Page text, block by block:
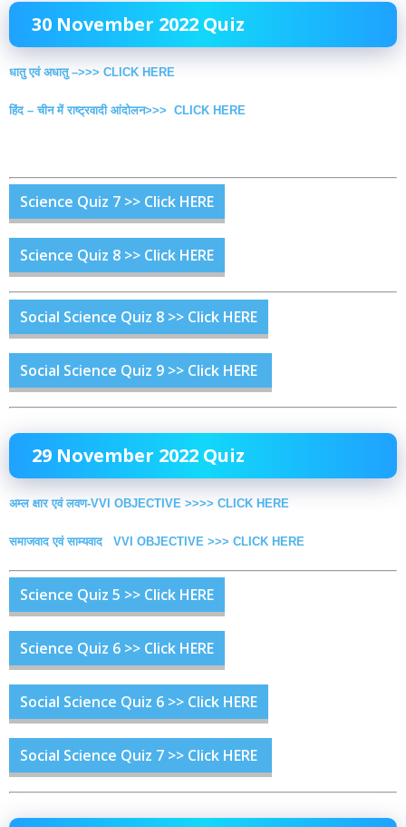
30 November 2022 Quiz
धातु एवं अधातु –>>> CLICK HERE
हिंद – चीन में राष्ट्रवादी आंदोलन>>> CLICK HERE
Science Quiz 7 >> Click HERE
Science Quiz 8 >> Click HERE
Social Science Quiz 8 >> Click HERE
Social Science Quiz 9 >> Click HERE
29 November 2022 Quiz
अम्ल क्षार एवं लवण-VVI OBJECTIVE >>>> CLICK HERE
समाजवाद एवं साम्यवाद VVI OBJECTIVE >>> CLICK HERE
Science Quiz 5 >> Click HERE
Science Quiz 6 >> Click HERE
Social Science Quiz 6 >> Click HERE
Social Science Quiz 7 >> Click HERE